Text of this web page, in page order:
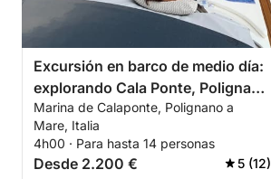
Excursión en barco de medio día:
explorando Cala Ponte, Polignano
y Monopoli
Marina de Calaponte, Polignano a
Mare, Italia
4h00 · Para hasta 14 personas
Desde 2.200 € 5 (12)